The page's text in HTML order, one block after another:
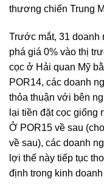
thương chiến Trung
Trước mắt, 31
phá giá 0% vào thị
cọc ở Hải quan Mỹ
POR14, các doanh
thỏa thuận với bên
lại tiền đặt cọc giống
Ở POR15 về sau
về sau), các doanh
lợi thế này tiếp tục
định trong kinh